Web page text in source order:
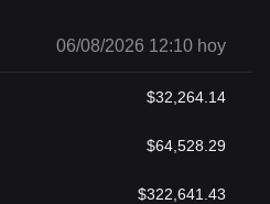
06/08/2026 12:10 hoy
$32,264.14
$64,528.29
$322,641.43